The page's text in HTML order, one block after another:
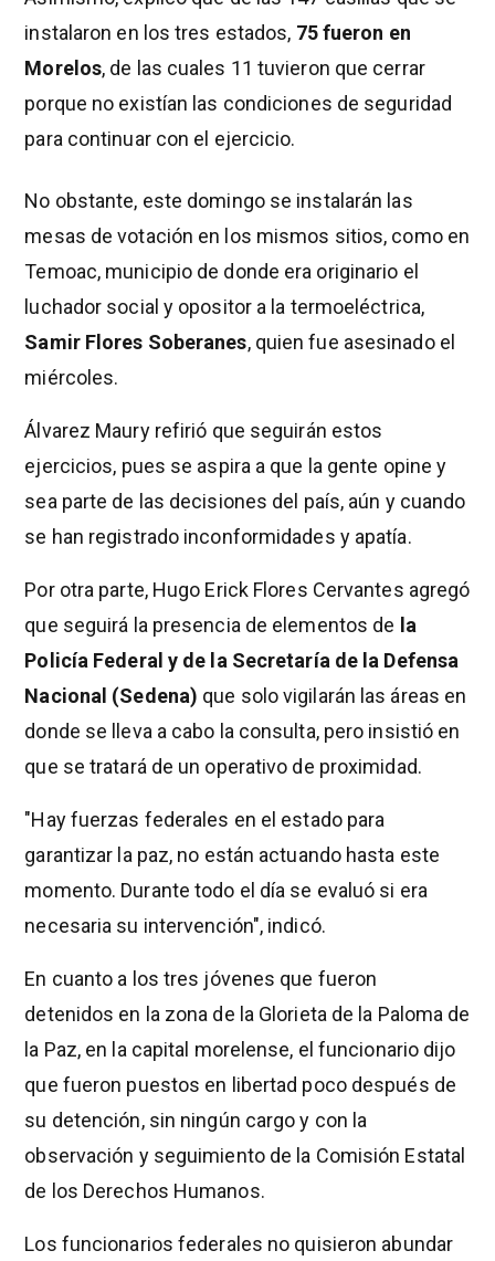
instalaron en los tres estados, 75 fueron en
Morelos, de las cuales 11 tuvieron que cerrar
porque no existían las condiciones de seguridad
para continuar con el ejercicio.
No obstante, este domingo se instalarán las
mesas de votación en los mismos sitios, como en
Temoac, municipio de donde era originario el
luchador social y opositor a la termoeléctrica,
Samir Flores Soberanes, quien fue asesinado el
miércoles.
Álvarez Maury refirió que seguirán estos
ejercicios, pues se aspira a que la gente opine y
sea parte de las decisiones del país, aún y cuando
se han registrado inconformidades y apatía.
Por otra parte, Hugo Erick Flores Cervantes agregó
que seguirá la presencia de elementos de la
Policía Federal y de la Secretaría de la Defensa
Nacional (Sedena) que solo vigilarán las áreas en
donde se lleva a cabo la consulta, pero insistió en
que se tratará de un operativo de proximidad.
"Hay fuerzas federales en el estado para
garantizar la paz, no están actuando hasta este
momento. Durante todo el día se evaluó si era
necesaria su intervención", indicó.
En cuanto a los tres jóvenes que fueron
detenidos en la zona de la Glorieta de la Paloma de
la Paz, en la capital morelense, el funcionario dijo
que fueron puestos en libertad poco después de
su detención, sin ningún cargo y con la
observación y seguimiento de la Comisión Estatal
de los Derechos Humanos.
Los funcionarios federales no quisieron abundar